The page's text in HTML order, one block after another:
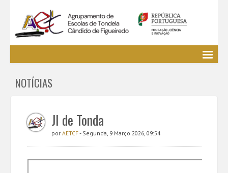
EE / Alunos
Cursos Profissionais
Bibliotecas
Media AETCF
NOTÍCIAS
JI de Tonda
por AETCF- Segunda, 9 Março 2026, 09:54